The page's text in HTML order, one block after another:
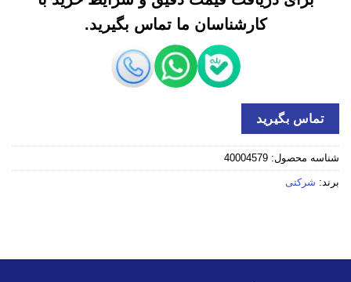
کارشناسان ما تماس بگیرید.
تماس بگیرید
شناسه محصول: 40004579
برند: شرکتی